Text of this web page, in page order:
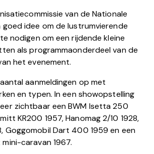
van de Nationale
idee om de lustrumvierende
nodigen om een rijdende kleine
als programmaonderdeel van de
het evenement.
aanmeldingen op met
en typen. In een showopstelling
zichtbaar een BWM Isetta 250
KR200 1957, Hanomag 2/10 1928,
Goggomobil Dart 400 1959 en een
caravan 1967.